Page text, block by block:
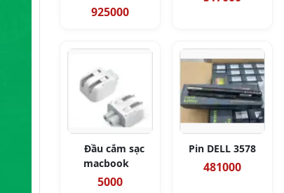
925000
Đầu cắm sạc
macbook
5000
Pin DELL 3578
481000